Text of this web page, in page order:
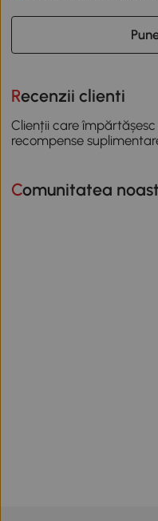
Recenzii clienti
Clienții care
recompense
Comunitatea